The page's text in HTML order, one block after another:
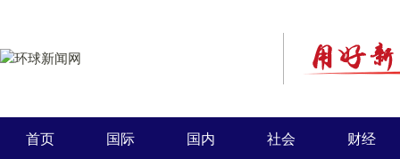
首页 国际 国内 社会 财经